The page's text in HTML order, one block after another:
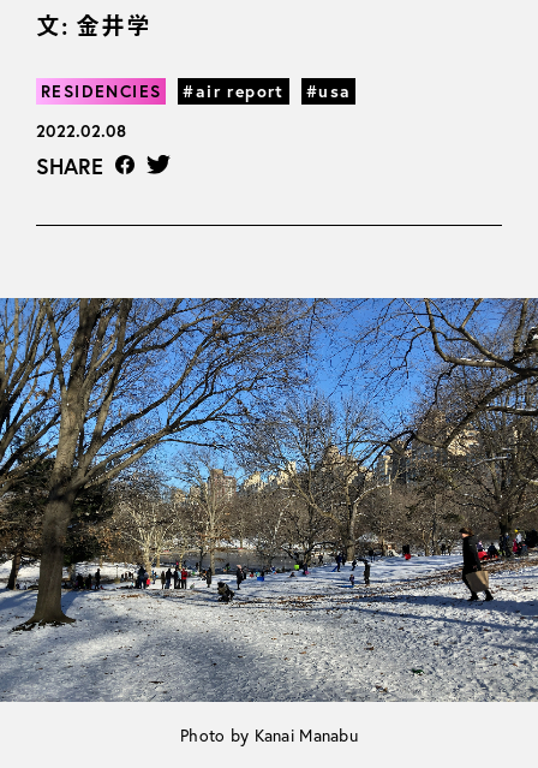
文: 金井学
RESIDENCIES #air report
#usa
2022.02.08
SHARE
Photo by Kanai Manabu